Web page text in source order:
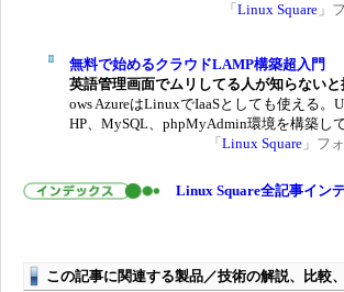
「 Linux Square 」
無料で始めるクラウドLAMP構築超入門
英語管理画面でムリしてる人が知らない
ows AzureはLinuxでIaaSとしても使える。
HP、MySQL、phpMyAdmin環境を構築し
「 Linux Square 」フ
Linux Square全記事イン